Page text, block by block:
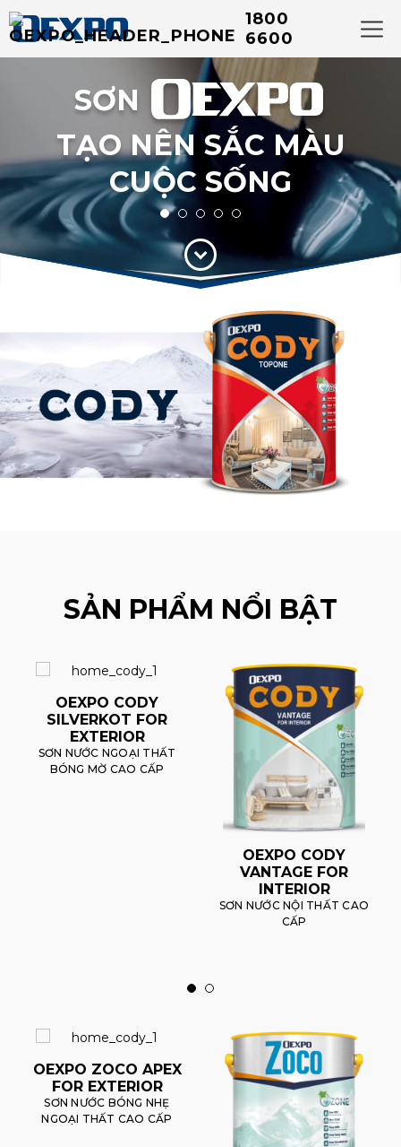
OEXPO
1800
6600
KIẾN TẠO KHÔNG GIAN
ĐẸP
SẢN PHẨM NỔI BẬT
OEXPO CODY
SILVERKOT FOR
EXTERIOR
SƠN NƯỚC NGOẠI THẤT
BÓNG MỜ CAO CẤP
OEXPO CODY
VANTAGE FOR
INTERIOR
SƠN NƯỚC NỘI THẤT CAO
CẤP
OEXPO ZOCO APEX
FOR EXTERIOR
SƠN NƯỚC BÓNG NHẸ
NGOẠI THẤT CAO CẤP